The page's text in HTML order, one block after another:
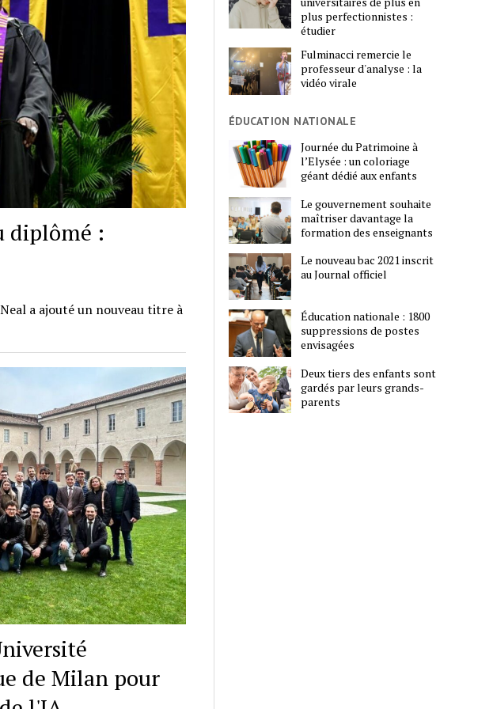
diplômé :
a ajouté un nouveau titre à
de Milan pour
plus perfectionnistes :
étudier
Fulminacci remercie le
professeur d'analyse : la
vidéo virale
ÉDUCATION NATIONALE
Journée du Patrimoine à
l’Elysée : un coloriage
géant dédié aux enfants
Le gouvernement souhaite
maîtriser davantage la
formation des enseignants
Le nouveau bac 2021 inscrit
au Journal officiel
Éducation nationale : 1800
suppressions de postes
envisagées
Deux tiers des enfants sont
gardés par leurs grands-
parents